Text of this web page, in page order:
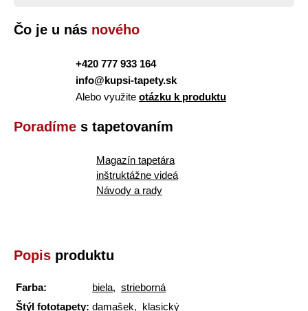
Čo je u nás nového
+420 777 933 164
info@kupsi-tapety.sk
Alebo využite otázku k produktu
Poradíme s tapetovaním
Magazín tapetára
inštruktážne videá
Návody a rady
Popis produktu
Farba: biela, strieborná
Štýl fototapety: damašek, klasický